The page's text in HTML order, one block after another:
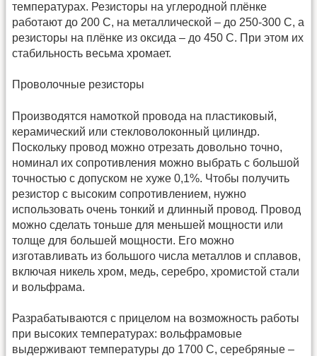
температурах. Резисторы на углеродной плёнке
работают до 200 С, на металлической – до 250-300 С, а
резисторы на плёнке из оксида – до 450 С. При этом их
стабильность весьма хромает.
Проволочные резисторы
Производятся намоткой провода на пластиковый,
керамический или стекловолоконный цилиндр.
Поскольку провод можно отрезать довольно точно,
номинал их сопротивления можно выбрать с большой
точностью с допуском не хуже 0,1%. Чтобы получить
резистор с высоким сопротивлением, нужно
использовать очень тонкий и длинный провод. Провод
можно сделать тоньше для меньшей мощности или
толще для большей мощности. Его можно
изготавливать из большого числа металлов и сплавов,
включая никель хром, медь, серебро, хромистой стали
и вольфрама.
Разрабатываются с прицелом на возможность работы
при высоких температурах: вольфрамовые
выдерживают температуры до 1700 С, серебряные –